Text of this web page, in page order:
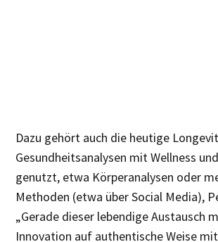
Dazu gehört auch die heutige
Gesundheitsanalysen mit Wellness
genutzt, etwa Körperanalysen oder
Methoden (etwa über Social Media),
„Gerade dieser lebendige Austausch
Innovation auf authentische Weise